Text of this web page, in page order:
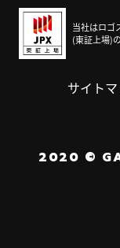
当社はロゴ
(東証上場)
サイト
2020 ©